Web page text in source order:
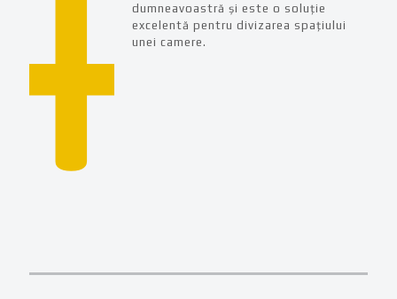
dumneavoastră și este o soluție
excelentă pentru divizarea spațiului
unei camere.